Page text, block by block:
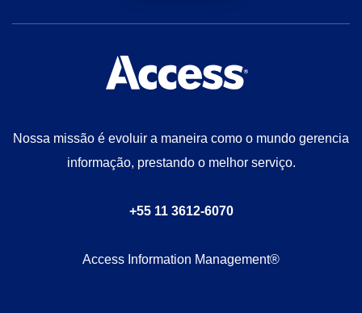
Nossa missão é evoluir a maneira como o mundo gerencia
informação, prestando o melhor serviço.
+55 11 3612-6070
Access Information Management®